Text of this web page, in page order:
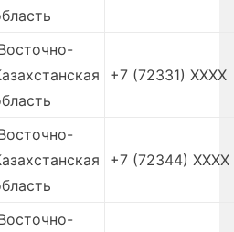
+7 (72331) XXXX
+7 (72344) XXXX